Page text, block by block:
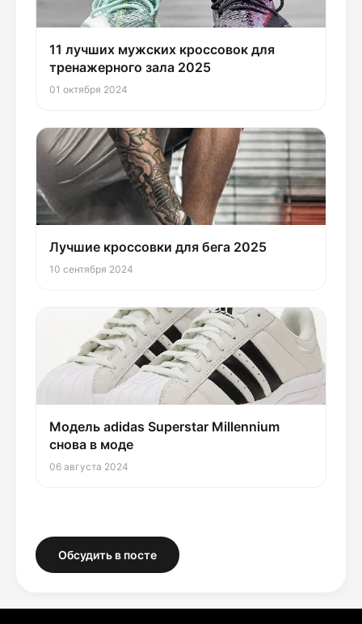
11 лучших мужских кроссовок для
тренажерного зала 2025
01 октября 2024
Лучшие кроссовки для бега 2025
10 сентября 2024
Модель adidas Superstar Millennium
снова в моде
06 августа 2024
Обсудить в посте